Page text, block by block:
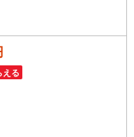
える